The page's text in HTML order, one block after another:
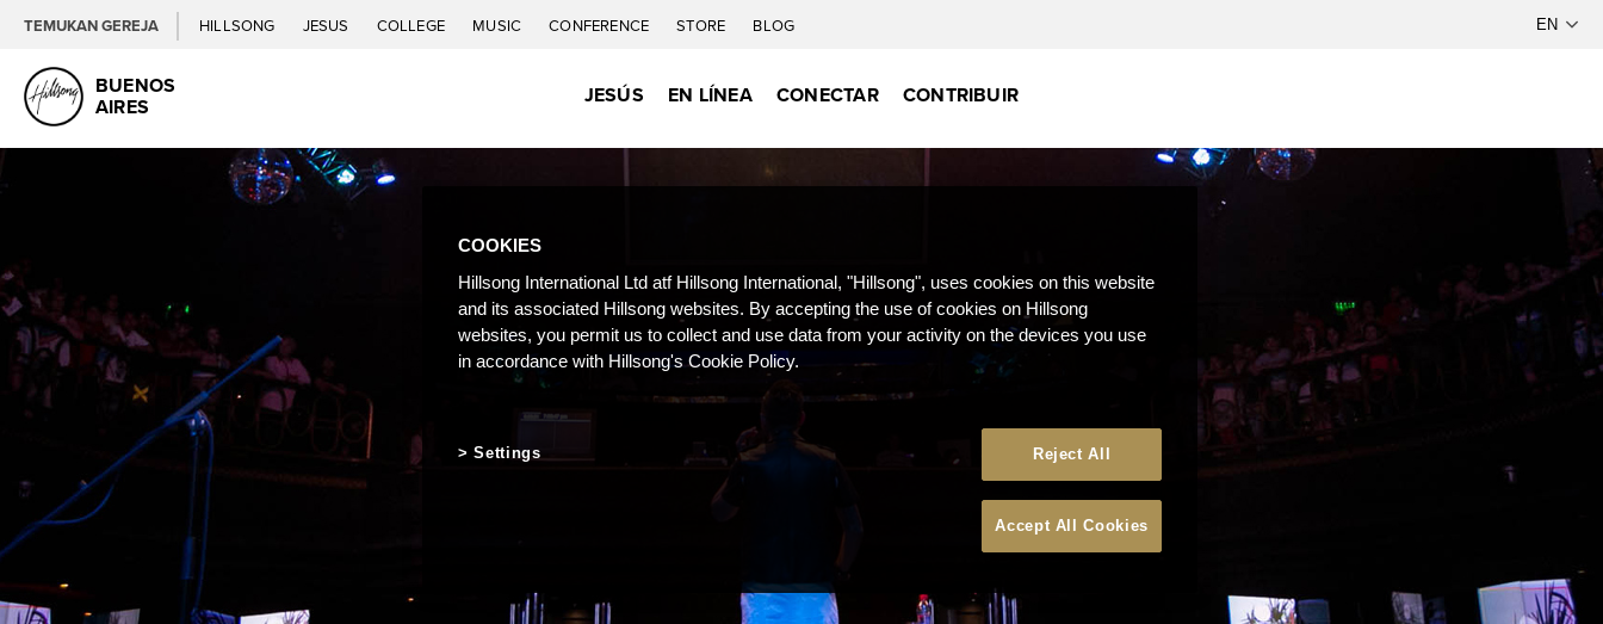
TEMUKAN GEREJA HILLSONG JESUS COLLEGE MUSIC CONFERENCE STORE BLOG
BUENOS
AIRES JESÚS EN LÍNEA CONECTAR CONTRIBUIR
COOKIES
Hillsong International Ltd atf Hillsong International, "Hillsong", uses cookies on this website
and its associated Hillsong websites. By accepting the use of cookies on Hillsong
websites, you permit us to collect and use data from your activity on the devices you use
in accordance with Hillsong's Cookie Policy.
Reject All
Accept All Cookies
Settings